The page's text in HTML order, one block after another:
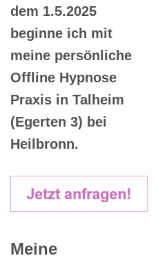
dem 1.5.2025
beginne ich mit
meine persönliche
Offline Hypnose
Praxis in Talheim
(Egerten 3) bei
Heilbronn.
Meine